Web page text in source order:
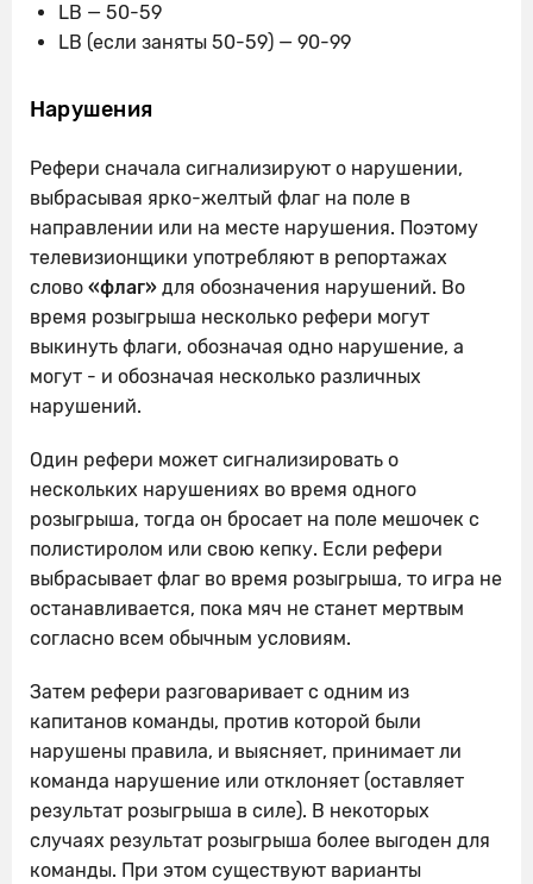
LB — 50-59
LB (если заняты 50-59) — 90-99
Нарушения
Рефери сначала сигнализируют о нарушении,
выбрасывая ярко-желтый флаг на поле в
направлении или на месте нарушения. Поэтому
телевизионщики употребляют в репортажах
слово «флаг» для обозначения нарушений. Во
время розыгрыша несколько рефери могут
выкинуть флаги, обозначая одно нарушение, а
могут - и обозначая несколько различных
нарушений.
Один рефери может сигнализировать о
нескольких нарушениях во время одного
розыгрыша, тогда он бросает на поле мешочек с
полистиролом или свою кепку. Если рефери
выбрасывает флаг во время розыгрыша, то игра не
останавливается, пока мяч не станет мертвым
согласно всем обычным условиям.
Затем рефери разговаривает с одним из
капитанов команды, против которой были
нарушены правила, и выясняет, принимает ли
команда нарушение или отклоняет (оставляет
результат розыгрыша в силе). В некоторых
случаях результат розыгрыша более выгоден для
команды. При этом существуют варианты